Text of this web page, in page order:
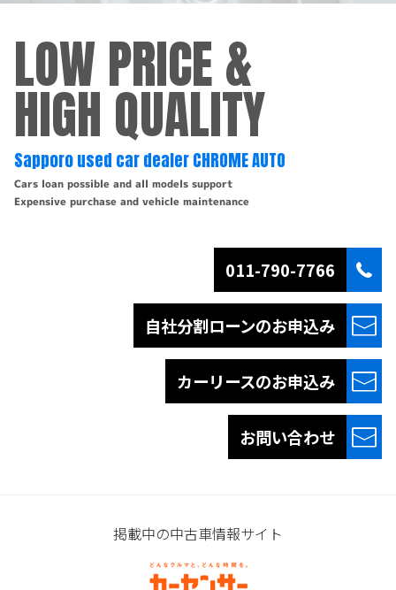
LOW PRICE &
HIGH QUALITY
Sapporo used car dealer CHROME AUTO
Cars loan possible and all models support
Expensive purchase and vehicle maintenance
011-790-7766
自社分割ローンのお申込み
カーリースのお申込み
お問い合わせ
掲載中の中古車情報サイト